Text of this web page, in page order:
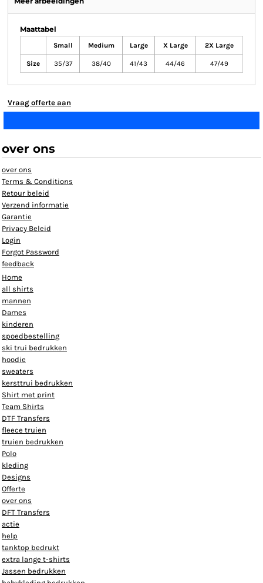
Maattabel
Small Medium Large X Large 2X Large
Size 35/37 38/40 41/43 44/46 47/49
Vraag offerte aan
over ons
over ons
Terms & Conditions
Retour beleid
Verzend informatie
Garantie
Privacy Beleid
Login
Forgot Password
feedback
Home
all shirts
mannen
Dames
kinderen
spoedbestelling
ski trui bedrukken
hoodie
sweaters
kersttrui bedrukken
Shirt met print
Team Shirts
DTF Transfers
fleece truien
truien bedrukken
Polo
kleding
Designs
Offerte
over ons
DFT Transfers
actie
help
tanktop bedrukt
extra lange t-shirts
Jassen bedrukken